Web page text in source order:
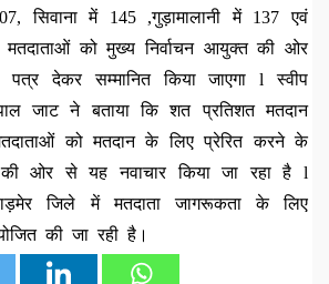
सिवाना में 145 ,गुड़ामालानी में 137 एवं
को मुख्य निर्वाचन आयुक्त की ओर
देकर सम्मानित किया जाएगा l स्वीप
जाट ने बताया कि शत प्रतिशत मतदान
को मतदान के लिए प्रेरित करने के
की ओर से यह नवाचार किया जा रहा है l
जिले में मतदाता जागरूकता के लिए
की जा रही है।